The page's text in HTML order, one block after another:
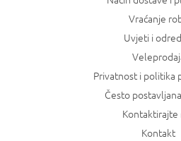
Vraćanje
Uvjeti i
Privatnost i politika
Često
Kontaktirajte
Kontakt